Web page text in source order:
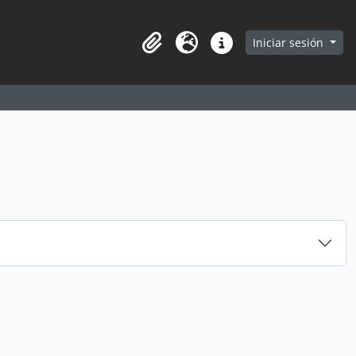
in browse page
Portapapeles
Idioma Enlaces rápidos
Iniciar sesión